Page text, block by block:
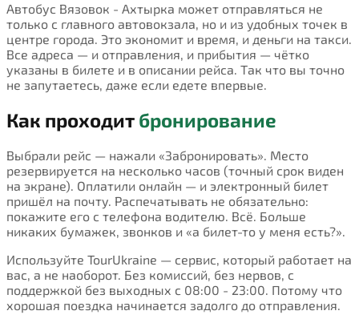
Автобус Вязовок - Ахтырка может отправляться не
только с главного автовокзала, но и из удобных точек в
центре города. Это экономит и время, и деньги на такси.
Все адреса — и отправления, и прибытия — чётко
указаны в билете и в описании рейса. Так что вы точно
не запутаетесь, даже если едете впервые.
Как проходит бронирование
Выбрали рейс — нажали «Забронировать». Место
резервируется на несколько часов (точный срок виден
на экране). Оплатили онлайн — и электронный билет
пришёл на почту. Распечатывать не обязательно:
покажите его с телефона водителю. Всё. Больше
никаких бумажек, звонков и «а билет-то у меня есть?».
Используйте TourUkraine — сервис, который работает на
вас, а не наоборот. Без комиссий, без нервов, с
поддержкой без выходных с 08:00 - 23:00. Потому что
хорошая поездка начинается задолго до отправления.